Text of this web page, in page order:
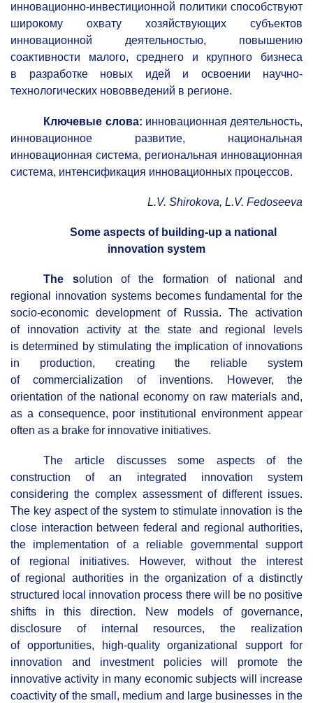
инновационно-инвестиционной политики способствуют
широкому охвату хозяйствующих субъектов
инновационной деятельностью, повышению
соактивности малого, среднего и крупного бизнеса
в разработке новых идей и освоении научно-
технологических нововведений в регионе.
Ключевые слова: инновационная деятельность,
инновационное развитие, национальная
инновационная система, региональная инновационная
система, интенсификация инновационных процессов.
L.V. Shirokova, L.V. Fedoseeva
Some aspects of building-up a national
innovation system
The solution of the formation of national and
regional innovation systems becomes fundamental for the
socio-economic development of Russia. The activation
of innovation activity at the state and regional levels
is determined by stimulating the implication of innovations
in production, creating the reliable system
of commercialization of inventions. However, the
orientation of the national economy on raw materials and,
as a consequence, poor institutional environment appear
often as a brake for innovative initiatives.
The article discusses some aspects of the
construction of an integrated innovation system
considering the complex assessment of different issues.
The key aspect of the system to stimulate innovation is the
close interaction between federal and regional authorities,
the implementation of a reliable governmental support
of regional initiatives. However, without the interest
of regional authorities in the organization of a distinctly
structured local innovation process there will be no positive
shifts in this direction. New models of governance,
disclosure of internal resources, the realization
of opportunities, high-quality organizational support for
innovation and investment policies will promote the
innovative activity in many economic subjects will increase
coactivity of the small, medium and large businesses in the